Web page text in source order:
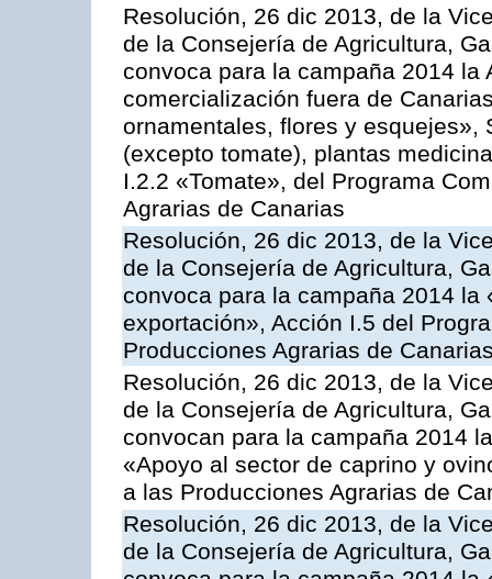
Resolución, 26 dic 2013, de la
de la Consejería de Agricultura,
convoca para la campaña 2014 la
comercialización fuera de
ornamentales, flores y esquejes»,
(excepto tomate), plantas
I.2.2 «Tomate», del Programa
Agrarias de Canarias
Resolución, 26 dic 2013, de la
de la Consejería de Agricultura,
convoca para la campaña 2014
exportación», Acción I.5 del
Producciones Agrarias de
Resolución, 26 dic 2013, de la
de la Consejería de Agricultura,
convocan para la campaña 2014
«Apoyo al sector de caprino y
a las Producciones Agrarias de
Resolución, 26 dic 2013, de la
de la Consejería de Agricultura,